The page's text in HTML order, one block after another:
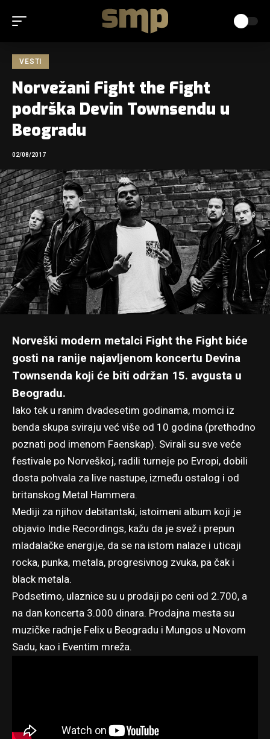
VESTI
Norvežani Fight the Fight
podrška Devin Townsendu u
Beogradu
02/08/2017
Norveški modern metalci Fight the Fight biće
gosti na ranije najavljenom koncertu Devina
Townsenda koji će biti održan 15. avgusta u
Beogradu.
Iako tek u ranim dvadesetim godinama, momci iz
benda skupa sviraju već više od 10 godina (prethodno
poznati pod imenom Faenskap). Svirali su sve veće
festivale po Norveškoj, radili turneje po Evropi, dobili
dosta pohvala za live nastupe, između ostalog i od
britanskog Metal Hammera.
Mediji za njihov debitantski, istoimeni album koji je
objavio Indie Recordings, kažu da je svež i prepun
mladalačke energije, da se na istom nalaze i uticaji
rocka, punka, metala, progresivnog zvuka, pa čak i
black metala.
Podsetimo, ulaznice su u prodaji po ceni od 2.700, a
na dan koncerta 3.000 dinara. Prodajna mesta su
muzičke radnje Felix u Beogradu i Mungos u Novom
Sadu, kao i Eventim mreža.